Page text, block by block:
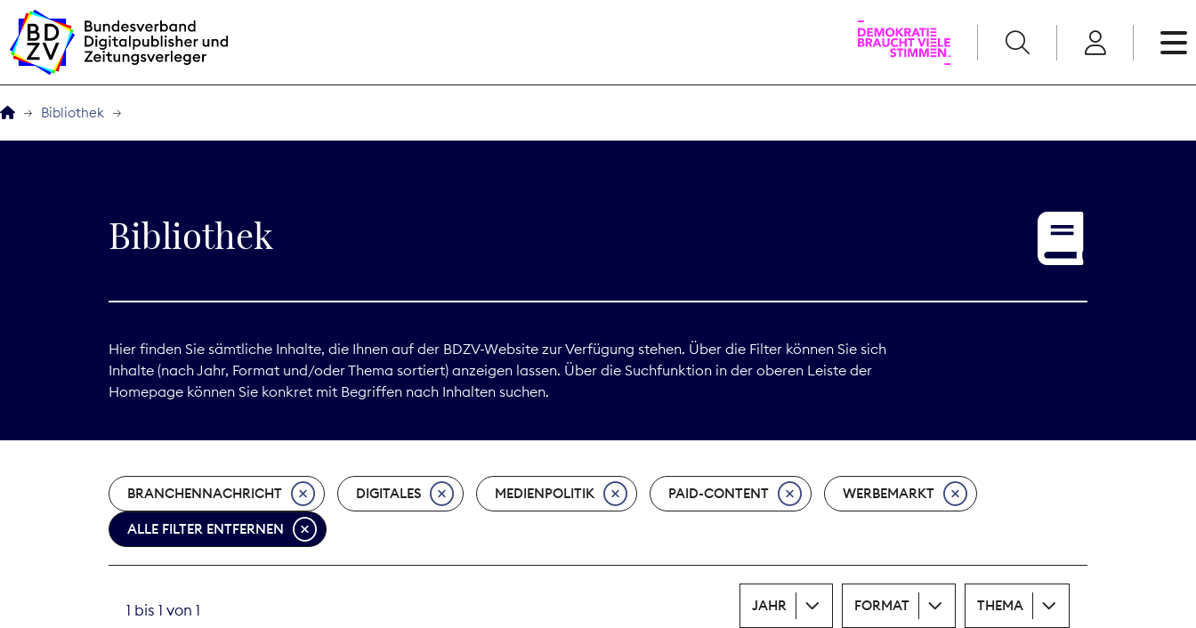
BDZVplus GmbH
Service
Print
Bibliothek
Bibliothek
Hier finden Sie sämtliche Inhalte, die Ihnen auf der BDZV-Website zur Verfügung stehen. Über die Filter können Sie sich
Inhalte (nach Jahr, Format und/oder Thema sortiert) anzeigen lassen. Über die Suchfunktion in der oberen Leiste der
Homepage können Sie konkret mit Begriffen nach Inhalten suchen.
BRANCHENNACHRICHT DIGITALES MEDIENPOLITIK PAID-CONTENT WERBEMARKT
ALLE FILTER ENTFERNEN
1 bis 1 von 1 JAHR FORMAT THEMA